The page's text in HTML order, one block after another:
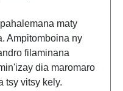
maty
Ampitomboina ny
filaminana
dia maromaro
tsy vitsy kely.